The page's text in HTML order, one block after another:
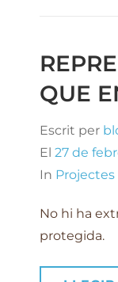
QUE
Escrit per
El 27 de
In Projectes
No hi ha
protegida.